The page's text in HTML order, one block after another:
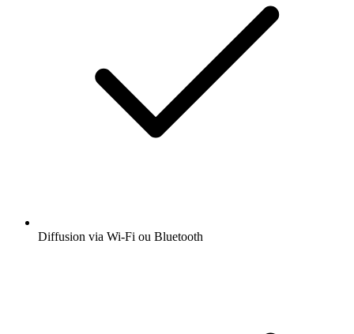
Diffusion via Wi-Fi ou Bluetooth